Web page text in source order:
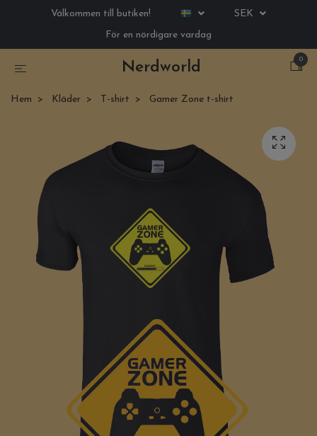
Välkommen till butiken!
SEK
För en nördigare vardag
Nerdworld
0
Hem Kläder T-shirt Gamer Zone t-shirt